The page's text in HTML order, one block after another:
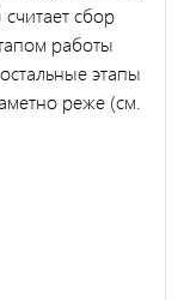
сбор
работы
этапы
реже (см.